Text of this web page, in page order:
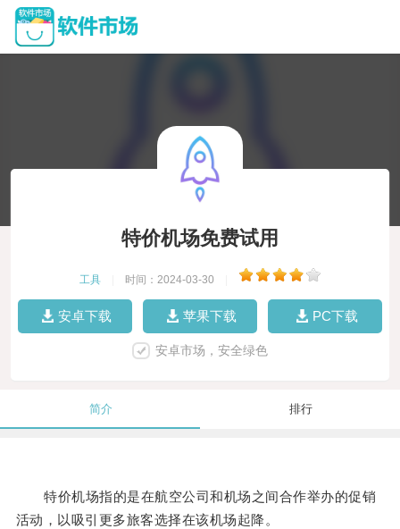
特价机场免费试用
工具 时间：2024-03-30
安卓下载 苹果下载 PC下载
安卓市场，安全绿色
简介 排行
特价机场指的是在航空公司和机场之间合作举办的促销
活动，以吸引更多旅客选择在该机场起降。